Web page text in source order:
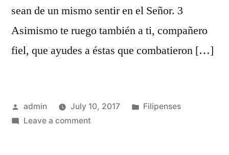
sean de un mismo sentir en el Señor. 3
Asimismo te ruego también a ti, compañero
fiel, que ayudes a éstas que combatieron […]
Posted
by
admin July 10, 2017
Posted
Filipenses
Leave a commenton